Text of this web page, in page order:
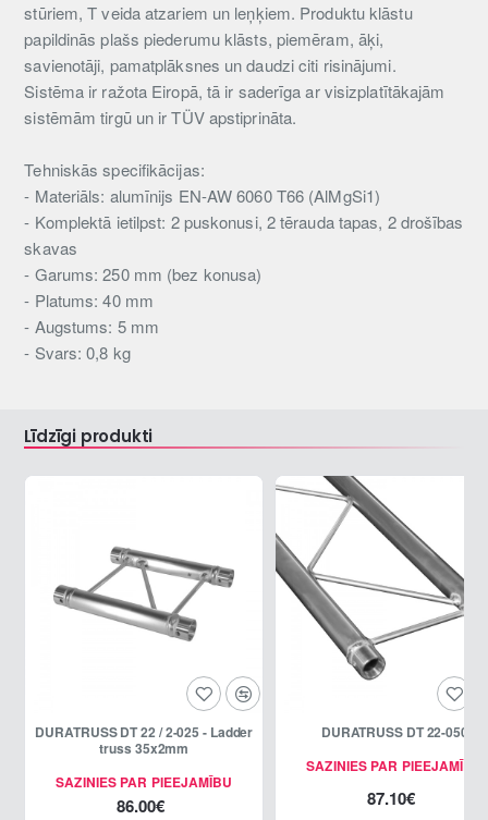
stūriem, T veida atzariem un leņķiem. Produktu klāstu
papildinās plašs piederumu klāsts, piemēram, āķi,
savienotāji, pamatplāksnes un daudzi citi risinājumi.
Sistēma ir ražota Eiropā, tā ir saderīga ar visizplatītākajām
sistēmām tirgū un ir TÜV apstiprināta.
Tehniskās specifikācijas:
- Materiāls: alumīnijs EN-AW 6060 T66 (AlMgSi1)
- Komplektā ietilpst: 2 puskonusi, 2 tērauda tapas, 2 drošības
skavas
- Garums: 250 mm (bez konusa)
- Platums: 40 mm
- Augstums: 5 mm
- Svars: 0,8 kg
Līdzīgi produkti
SAZINIES PAR PIEEJAMĪBU
DURATRUSS DT 22 / 2-025 - Ladder
truss 35x2mm
86.00€
SAZINIES PAR PIEEJAMĪBU
DURATRUSS DT 22-050
87.10€